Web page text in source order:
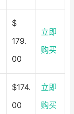
$
179.
00
立即
购买
$174.
00
立即
购买